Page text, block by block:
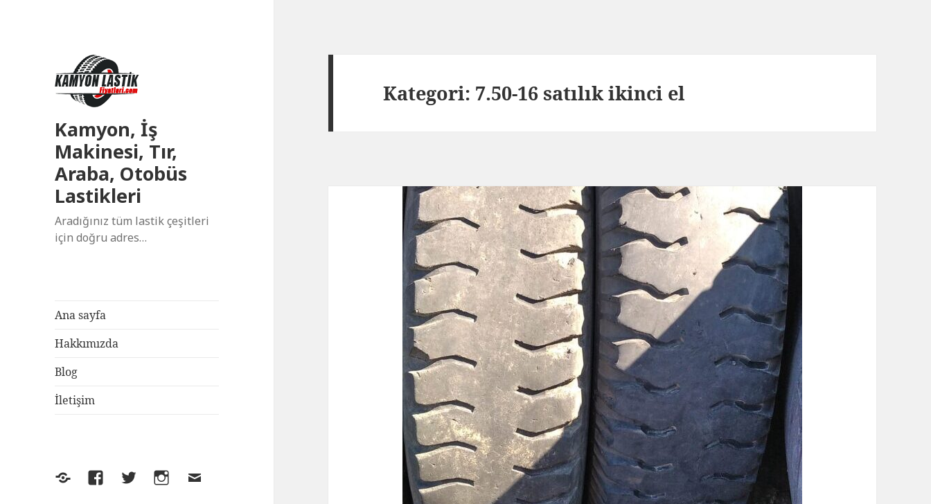
Kamyon, İş
Makinesi, Tır,
Araba, Otobüs
Lastikleri
Aradığınız tüm lastik çeşitleri
için doğru adres…
Ana sayfa
Hakkımızda
Blog
İletişim
Yelp FacebookTwitterInstagram
E-
Kategori: 7.50-16 satılık ikinci el